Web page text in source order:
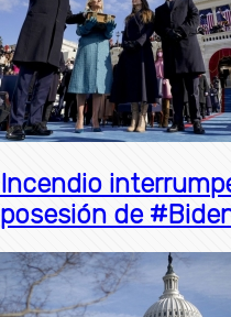
Incendio
posesión de